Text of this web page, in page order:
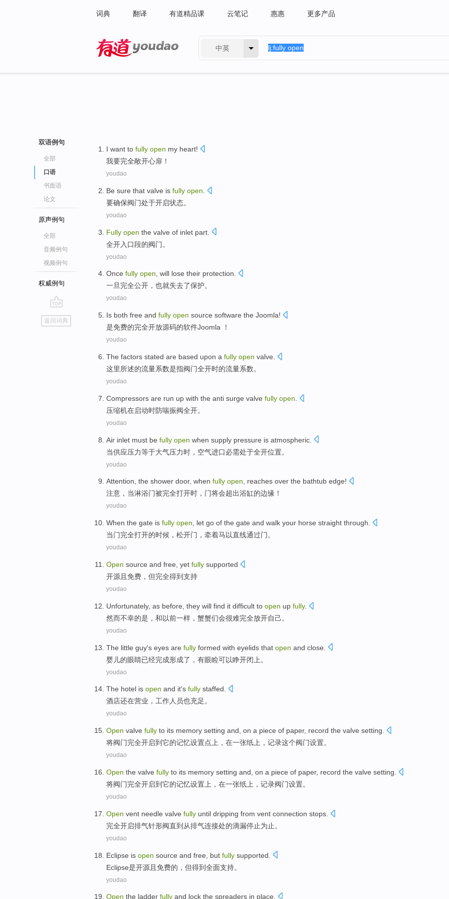
词典 翻译 有道精品课 云笔记 惠惠 更多产品
中英
双语例句
全部
口语
书面语
论文
原声例句
全部
音频例句
视频例句
权威例句
go
top
返回词典
I want to fully open my heart!
我要完全敞开心扉 ！
youdao
Be sure that valve is fully open
要确保阀门处于开启状态。
youdao
Fully open the valve of inlet part.
全开入口段的阀门。
youdao
Once fully open, will lose their protection.
一旦完全公开 ， 也就失去了保护。
youdao
Is both free and fully open source software the Joomla!
是免费的完全开放源码的软件Joomla ！
youdao
The factors stated are based upon a fully open valve
这里所述的流量系数是指阀门全开时的流量系数。
youdao
Compressors are run up with the anti surge valve fully open
压缩机在启动时防喘振阀全开。
youdao
Air inlet must be fully open when supply pressure is atmospheric
当供应压力等于大气压力时， 空气进口必需处于全开位置。
youdao
Attention, the shower door, when fully open, reaches over the bathtub edge!
注意 ， 当淋浴门被完全打开时， 门将会超出浴缸的边缘 ！
youdao
When the gate is fully open , let go of the gate and walk your horse straight through
当门完全打开的时候，松开门 ， 牵着马以直线通过门。
youdao
Open source and free yet fully supported
开源 且 免费 ， 但完全得到支持
youdao
Unfortunately, as before they will find it difficult to open up fully.
然而不幸的是， 和以前一样 ，蟹蟹们会很难完全放开自己。
youdao
The little guy's eyes are fully formed with eyelids that open and close
婴儿的眼睛已经完成形成了 ， 有眼睑可以睁开闭上。
youdao
The hotel is open and it's fully staffed.
酒店还在营业 ，工作人员也充足。
youdao
Open valve fully to its memory setting and, on a piece of paper, record the valve setting.
将阀门完全开启到它的记忆设置点上， 在一张纸 上， 记录这个阀门设置。
youdao
Open the valve fully to its memory setting and, on a piece of paper, record the valve setting.
将阀门完全开启到它的记忆设置 上， 在一张纸 上， 记录阀门设置。
youdao
Open vent needle valve fully until dripping from vent connection stops
完全开启排气针形阀直到 从排气连接处的滴漏停止为止。
youdao
Eclipse is open source and free but fully supported
Eclipse是开源且免费的， 但得到全面支持。
youdao
Open the ladder fully and lock the spreaders in place.